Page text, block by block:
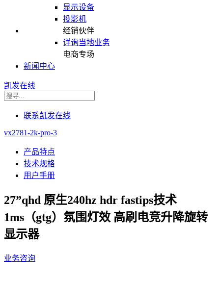
显示设备
投影机
经销伙伴
详询当地业务
电商专场
新闻中心
凯发在线
联系凯发在线
vx2781-2k-pro-3
产品特点
技术规格
用户手册
27”qhd 原生240hz hdr fastips技术
1ms（gtg）氛围灯效 高刷电竞升降旋转
显示器
业务咨询